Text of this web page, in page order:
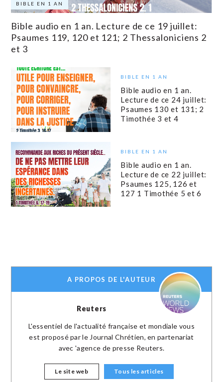
BIBLE EN 1 AN
Bible audio en 1 an. Lecture de ce 19 juillet:
Psaumes 119, 120 et 121; 2 Thessaloniciens 2
et 3
BIBLE EN 1 AN
Bible audio en 1 an.
Lecture de ce 24 juillet:
Psaumes 130 et 131; 2
Timothée 3 et 4
BIBLE EN 1 AN
Bible audio en 1 an.
Lecture de ce 22 juillet:
Psaumes 125, 126 et
127 1 Timothée 5 et 6
A PROPOS DE L'AUTEUR
Reuters
L'essentiel de l'actualité française et mondiale vous
est proposé par le Journal Chrétien, en partenariat
avec 'agence de presse Reuters.
Le site web Tous les articles